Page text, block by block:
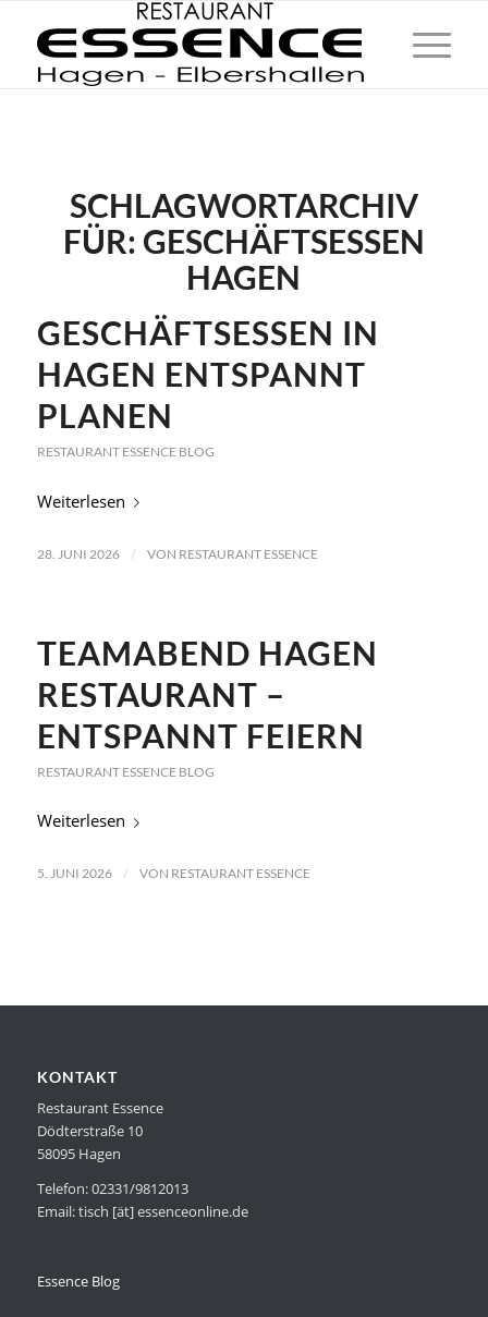
SCHLAGWORTARCHIV
FÜR: GESCHÄFTSESSEN
HAGEN
GESCHÄFTSESSEN IN
HAGEN ENTSPANNT
PLANEN
RESTAURANT ESSENCE BLOG
Weiterlesen
28. JUNI 2026 / VON RESTAURANT ESSENCE
TEAMABEND HAGEN
RESTAURANT –
ENTSPANNT FEIERN
RESTAURANT ESSENCE BLOG
Weiterlesen
5. JUNI 2026 / VON RESTAURANT ESSENCE
KONTAKT
Restaurant Essence
Dödterstraße 10
58095 Hagen
Telefon: 02331/9812013
Email: tisch [ät] essenceonline.de
Essence Blog